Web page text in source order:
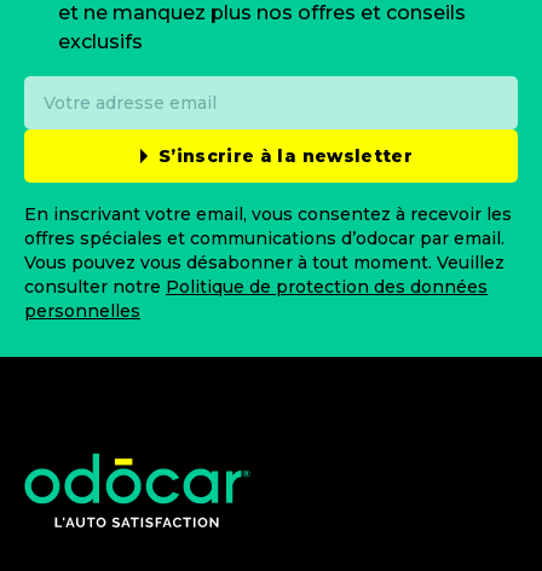
et ne manquez plus nos offres et conseils
exclusifs
S’inscrire à la newsletter
En inscrivant votre email, vous consentez à recevoir les
offres spéciales et communications d’odocar par email.
Vous pouvez vous désabonner à tout moment. Veuillez
consulter notre Politique de protection des données
personnelles